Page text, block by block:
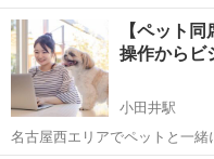
習！ こんなお悩みはありませんか？ (;´∀｀) ▶子供が小さいので教室
に通いづらい ▶オンラインが
愛知 名古屋市 浄心駅
【ペット
操作からビ
小田井駅
名古屋西エリアでペットと一緒に学べ